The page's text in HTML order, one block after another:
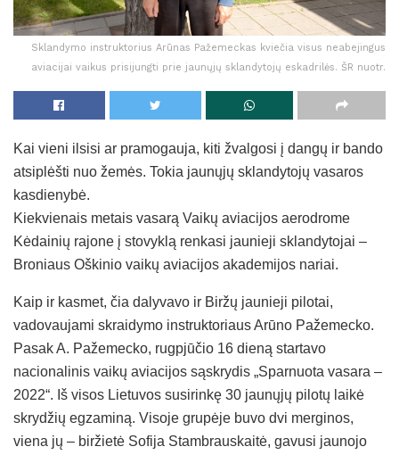
Sklandymo instruktorius Arūnas Pažemeckas kviečia visus neabejingus
aviacijai vaikus prisijungti prie jaunųjų sklandytojų eskadrilės. ŠR nuotr.
Kai vieni ilsisi ar pramogauja, kiti žvalgosi į dangų ir bando
atsiplėšti nuo žemės. Tokia jaunųjų sklandytojų vasaros
kasdienybė.
Kiekvienais metais vasarą Vaikų aviacijos aerodrome
Kėdainių rajone į stovyklą renkasi jaunieji sklandytojai –
Broniaus Oškinio vaikų aviacijos akademijos nariai.
Kaip ir kasmet, čia dalyvavo ir Biržų jaunieji pilotai,
vadovaujami skraidymo instruktoriaus Arūno Pažemecko.
Pasak A. Pažemecko, rugpjūčio 16 dieną startavo
nacionalinis vaikų aviacijos sąskrydis „Sparnuota vasara –
2022“. Iš visos Lietuvos susirinkę 30 jaunųjų pilotų laikė
skrydžių egzaminą. Visoje grupėje buvo dvi merginos,
viena jų – biržietė Sofija Stambrauskaitė, gavusi jaunojo